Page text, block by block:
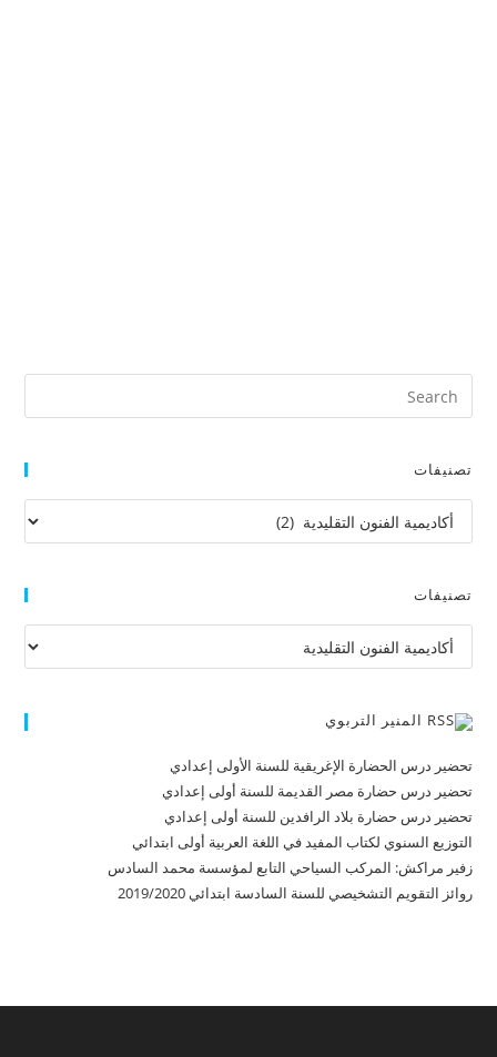
تصنيفات
تصنيفات
تصنيفات
تصنيفات
المنير التربوي
تحضير درس الحضارة الإغريقية للسنة الأولى إعدادي
تحضير درس حضارة مصر القديمة للسنة أولى إعدادي
تحضير درس حضارة بلاد الرافدين للسنة أولى إعدادي
التوزيع السنوي لكتاب المفيد في اللغة العربية أولى ابتدائي
زفير مراكش: المركب السياحي التابع لمؤسسة محمد السادس
روائز التقويم التشخيصي للسنة السادسة ابتدائي 2019/2020